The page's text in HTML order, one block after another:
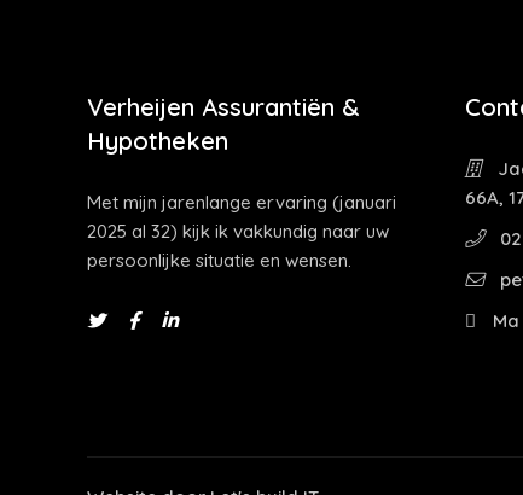
Verheijen Assurantiën &
Hypotheken
Met mijn jarenlange ervaring (januari
2025 al 32) kijk ik vakkundig naar uw
persoonlijke situatie en wensen.
66A,
Ma